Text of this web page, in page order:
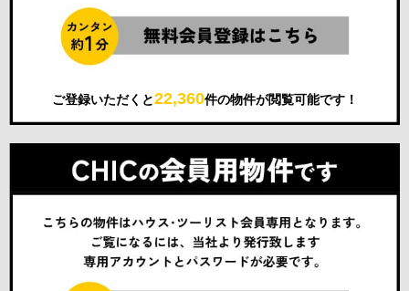
ご登録いただくと22,360件の物件が閲覧可能です！